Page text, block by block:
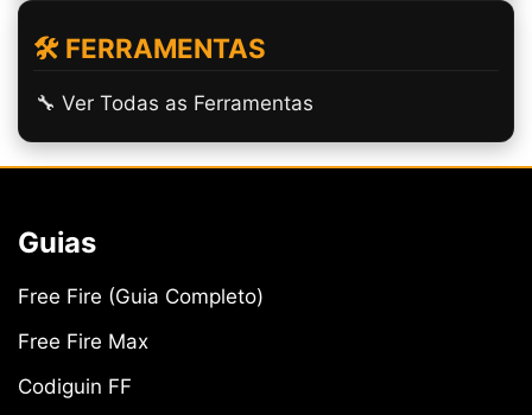
🛠️ FERRAMENTAS
🔧 Ver Todas as Ferramentas
Guias
Free Fire (Guia Completo)
Free Fire Max
Codiguin FF